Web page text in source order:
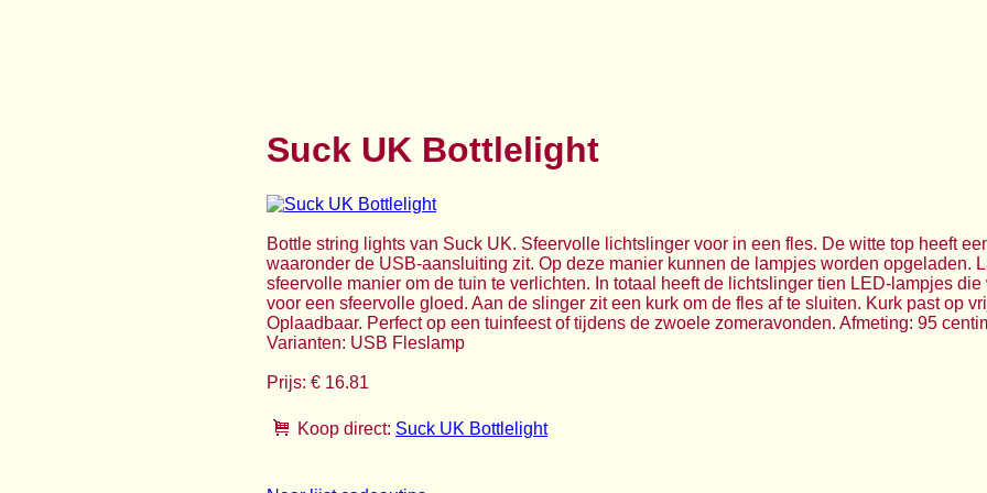
Suck UK Bottlelight
Bottle string lights van Suck UK. Sfeervolle lichtslinger voor in een fles. De witte top heeft
waaronder de USB-aansluiting zit. Op deze manier kunnen de lampjes worden opgeladen.
sfeervolle manier om de tuin te verlichten. In totaal heeft de lichtslinger tien LED-lampjes
voor een sfeervolle gloed. Aan de slinger zit een kurk om de fles af te sluiten. Kurk past op
Oplaadbaar. Perfect op een tuinfeest of tijdens de zwoele zomeravonden. Afmeting: 95
Varianten: USB Fleslamp
Prijs: € 16.81
Koop direct: Suck UK Bottlelight